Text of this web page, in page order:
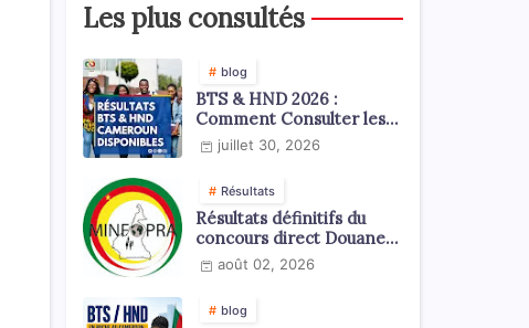
Les plus consultés
blog
BTS & HND 2026 :
Comment Consulter les
Résultats ?
juillet 30, 2026
Résultats
Résultats définitifs du
concours direct Douanes
2026août 02, 2026
blog